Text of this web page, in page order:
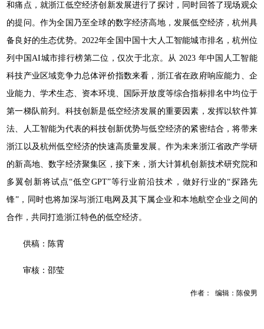
和痛点，就浙江低空经济创新发展进行了探讨，同时回答了现场观众
的提问。作为全国乃至全球的数字经济高地，发展低空经济，杭州具
备良好的生态优势。2022年全国中国十大人工智能城市排名，杭州位
列中国AI城市排行榜第二位，仅次于北京。从 2023 年中国人工智能
科技产业区域竞争力总体评价指数来看，浙江省在政府响应能力、企
业能力、学术生态、资本环境、国际开放度等综合指标排名中均位于
第一梯队前列。科技创新是低空经济发展的重要因素，发挥以软件算
法、人工智能为代表的科技创新优势与低空经济的紧密结合，将带来
浙江以及杭州低空经济的快速高质量发展。作为未来浙江省政产学研
的新高地、数字经济聚集区，接下来，浙大计算机创新技术研究院和
多翼创新将试点“低空GPT”等行业前沿技术，做好行业的“探路先
锋”，同时也将加深与浙江电网及其下属企业和本地航空企业之间的
合作，共同打造浙江特色的低空经济。
供稿：陈霄
审核：邵莹
作者： 编辑：陈俊男